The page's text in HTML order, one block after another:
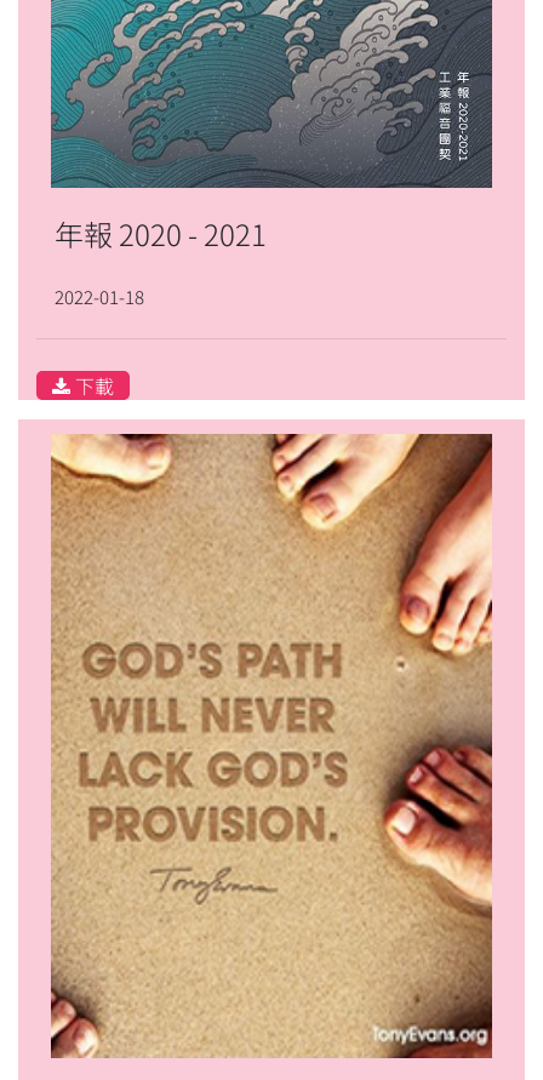
年報 2020 - 2021
2022-01-18
下載